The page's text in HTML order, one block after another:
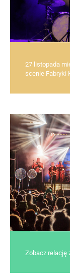
27 listopada
scenie Fabryki
Zobacz relację